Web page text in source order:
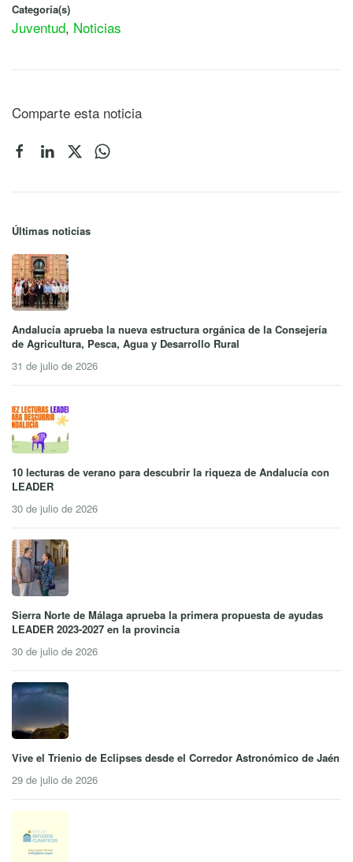
Categoría(s)
Juventud, Noticias
Comparte esta noticia
Últimas noticias
Andalucía aprueba la nueva estructura orgánica de la Consejería
de Agricultura, Pesca, Agua y Desarrollo Rural
31 de julio de 2026
10 lecturas de verano para descubrir la riqueza de Andalucía con
LEADER
30 de julio de 2026
Sierra Norte de Málaga aprueba la primera propuesta de ayudas
LEADER 2023-2027 en la provincia
30 de julio de 2026
Vive el Trienio de Eclipses desde el Corredor Astronómico de Jaén
29 de julio de 2026